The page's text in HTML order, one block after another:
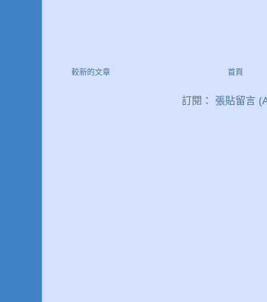
較新的文章 首頁
訂閱： 張貼留言